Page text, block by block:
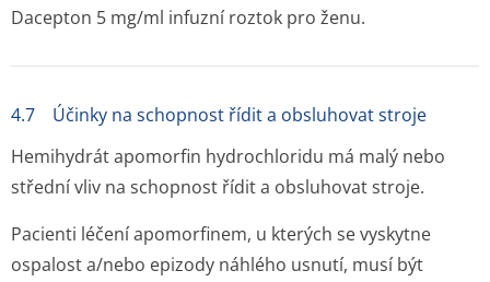
Dacepton 5 mg/ml infuzní roztok pro ženu.
4.7 Účinky na schopnost řídit a obsluhovat stroje
Hemihydrát apomorfin hydrochloridu má malý nebo
střední vliv na schopnost řídit a obsluhovat stroje.
Pacienti léčení apomorfinem, u kterých se vyskytne
ospalost a/nebo epizody náhlého usnutí, musí být